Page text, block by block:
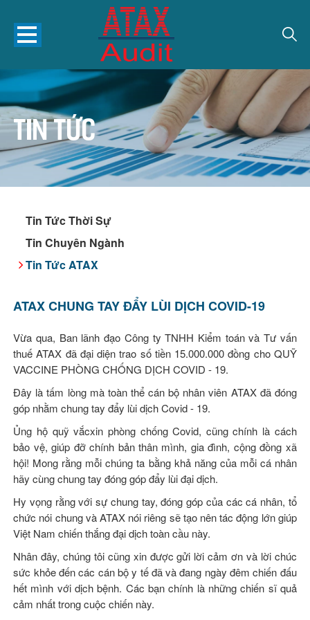
Tin tức
Tin Tức Thời Sự
Tin Chuyên Ngành
Tin Tức ATAX
ATAX CHUNG TAY ĐẨY LÙI DỊCH COVID-19
Vừa qua, Ban lãnh đạo Công ty TNHH Kiểm toán và Tư vấn
thuế ATAX đã đại diện trao số tiền 15.000.000 đồng cho QUỸ
VACCINE PHÒNG CHỐNG DỊCH COVID - 19.
Đây là tấm lòng mà toàn thể cán bộ nhân viên ATAX đã đóng
góp nhằm chung tay đẩy lùi dịch Covid - 19.
Ủng hộ quỹ vắcxin phòng chống Covid, cũng chính là cách
bảo vệ, giúp đỡ chính bản thân mình, gia đình, cộng đồng xã
hội! Mong rằng mỗi chúng ta bằng khả năng của mỗi cá nhân
hãy cùng chung tay đóng góp đẩy lùi đại dịch.
Hy vọng rằng với sự chung tay, đóng góp của các cá nhân, tổ
chức nói chung và ATAX nói riêng sẽ tạo nên tác động lớn giúp
Việt Nam chiến thắng đại dịch toàn cầu này.
Nhân đây, chúng tôi cũng xin được gửi lời cảm ơn và lời chúc
sức khỏe đến các cán bộ y tế đã và đang ngày đêm chiến đấu
hết mình với dịch bệnh. Các bạn chính là những chiến sĩ quả
cảm nhất trong cuộc chiến này.